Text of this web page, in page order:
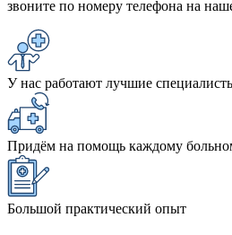
звоните по номеру телефона на
У нас работают лучшие
Придём на помощь каждому
Большой практический опыт